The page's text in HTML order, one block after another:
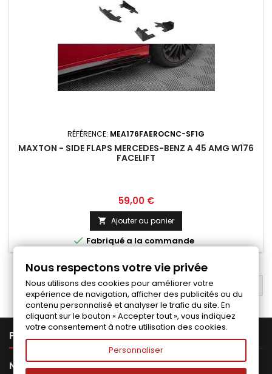
RÉFÉRENCE: MEA176FAEROCNC-SF1G
MAXTON - SIDE FLAPS MERCEDES-BENZ A 45 AMG W176
FACELIFT
Prix
59,00 €
 Ajouter au panier
Fabriqué a la commande
RETOUR EN HAUT
PRODUITS
NOTRE SOCIÉTÉ 
Nous respectons votre vie privée
Nous utilisons des cookies pour améliorer votre
expérience de navigation, afficher des publicités ou du
contenu personnalisé et analyser le trafic du site. En
cliquant sur le bouton « Accepter tout », vous indiquez
votre consentement à notre utilisation des cookies.
Personnaliser